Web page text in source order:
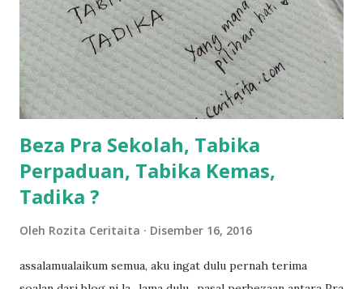
bahagi lah siapa nak pimpin siapa... dan biasanya aku akan
dukung adik hadi sambil pimpin kakak husna... yang abg
ngah dengan abg long terserah pada shah la pulak.. tapi
kalau ikut anak-anak semua nak ummi pimpin... ajer rebeh
ba...
Beza Pra Sekolah, Tabika
Perpaduan, Tabika Kemas,
Tadika ?
Oleh Rozita Ceritaita Disember 16, 2016
assalamualaikum semua, aku ingat dulu pernah terima